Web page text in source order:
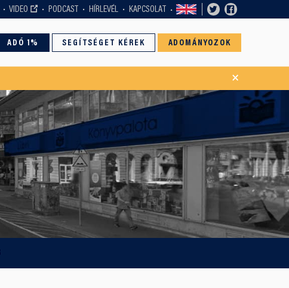
VIDEO PODCAST HÍRLEVÉL KAPCSOLAT
ADÓ 1% SEGÍTSÉGET KÉREK ADOMÁNYOZOK
×